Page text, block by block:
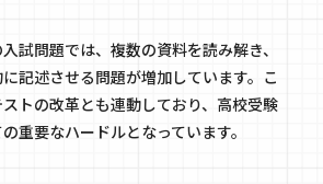
試問題では、複数の資料を読み解き、
記述させる問題が増加しています。こ
トの改革とも連動しており、高校受験
重要なハードルとなっています。